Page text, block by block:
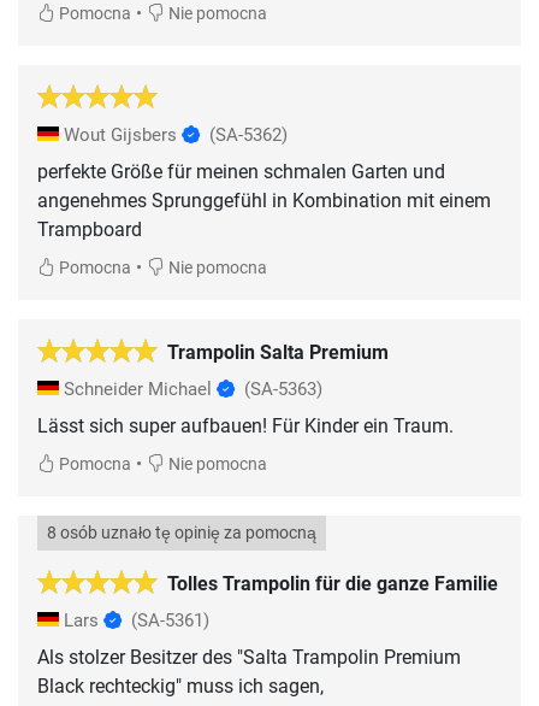
Pomocna • Nie pomocna
Wout Gijsbers (SA-5362)
perfekte Größe für meinen schmalen Garten und
angenehmes Sprunggefühl in Kombination mit einem
Trampboard
Pomocna • Nie pomocna
Trampolin Salta Premium
Schneider Michael (SA-5363)
Lässt sich super aufbauen! Für Kinder ein Traum.
Pomocna • Nie pomocna
Tolles Trampolin für die ganze Familie
8 osób uznało tę opinię za pomocną
Lars (SA-5361)
Als stolzer Besitzer des "Salta Trampolin Premium
Black rechteckig" muss ich sagen,